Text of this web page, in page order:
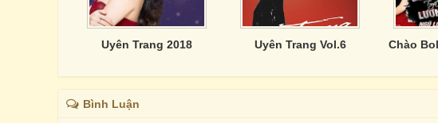
Uyên Trang 2018 Uyên Trang Vol.6
Bình Luận